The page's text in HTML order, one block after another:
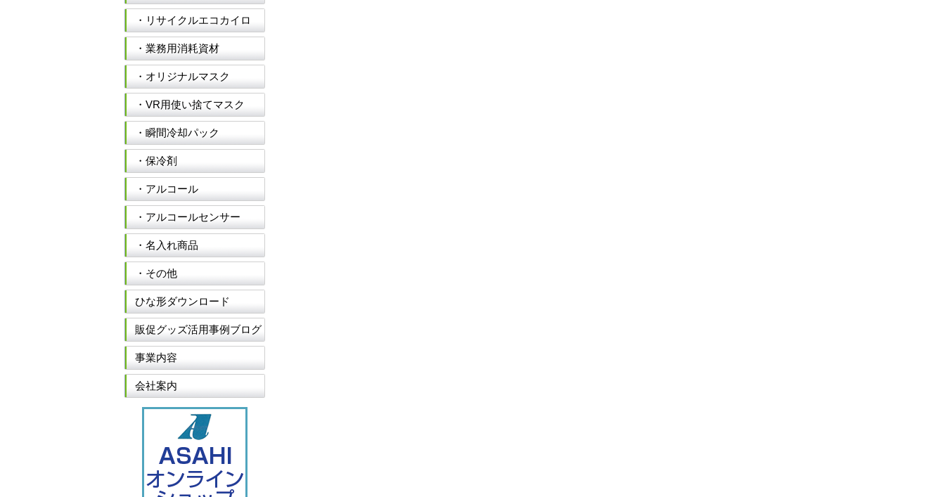
・リサイクルエコカイロ
・業務用消耗資材
・オリジナルマスク
・VR用使い捨てマスク
・瞬間冷却パック
・保冷剤
・アルコール
・アルコールセンサー
・名入れ商品
・その他
ひな形ダウンロード
販促グッズ活用事例ブログ
事業内容
会社案内